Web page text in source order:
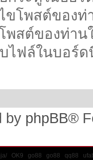
ขโพสต์ของท่
พสต์ของท่าน
ไฟล์ในบอร์ด
by phpBB®
OK9 go88 go88 qq88